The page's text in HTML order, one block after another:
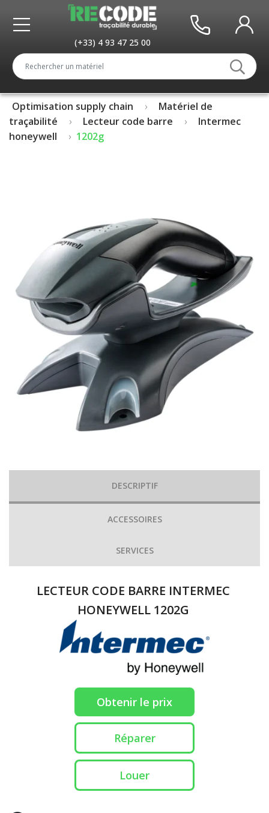
(+33) 4 93 47 25 00
Optimisation supply chain
Matériel de
traçabilité
Lecteur code barre
Intermec
honeywell
1202g
DESCRIPTIF
ACCESSOIRES
SERVICES
LECTEUR CODE BARRE INTERMEC
HONEYWELL 1202G
Obtenir le prix
Réparer
Louer